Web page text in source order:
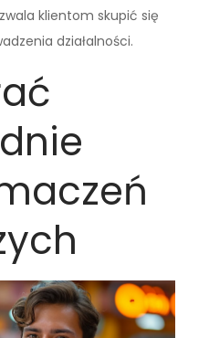
klientom skupić się
działalności.